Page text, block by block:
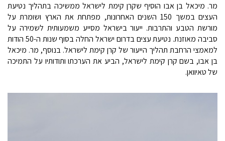
מר. מיכאל בן אבו הוסיף שקרן קימת לישראל ממשיכה בתהליך נטיעת
העצים במשך 150 השנים האחרונות, מפתחת את הארץ ושומרת על
מורשת הטבע והתרבות. ייעור בישראל מסייע משמעותית לשמירה על
סביבה מאוזנת. נטיעת עצים בדרום ישראל החלה בסוף שנות ה-50 הודות
למאמצי הרחבת תהליך הייעור של קרן קימת לישראל. בנוסף, מר. מיכאל
בן אבו, בשם קרן קימת לישראל, הביע את הערכתו ותודותיו על התמיכה
של טאיוואן.